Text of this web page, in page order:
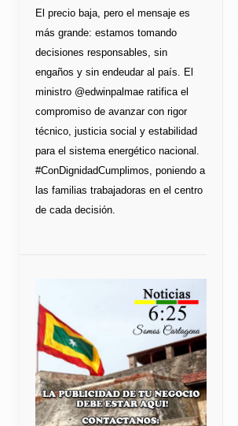
El precio baja, pero el mensaje es
más grande: estamos tomando
decisiones responsables, sin
engaños y sin endeudar al país. El
ministro @edwinpalmae ratifica el
compromiso de avanzar con rigor
técnico, justicia social y estabilidad
para el sistema energético nacional.
#ConDignidadCumplimos, poniendo a
las familias trabajadoras en el centro
de cada decisión.